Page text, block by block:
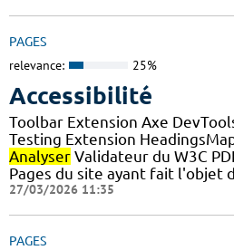
PAGES
relevance: 25%
Accessibilité
Toolbar Extension Axe
Testing Extension
Analyser Validateur du W3C
Pages du site ayant fait l'objet
27/03/2026 11:35
PAGES